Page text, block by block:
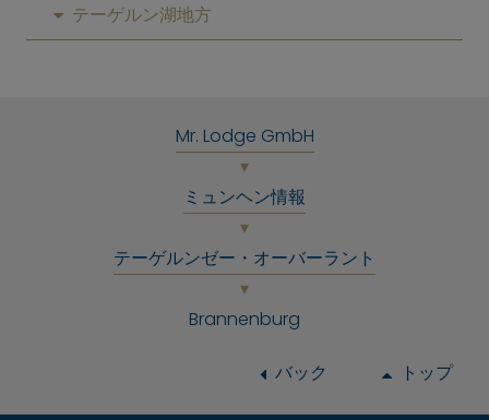
テーゲルン湖地方
Mr. Lodge GmbH
ミュンヘン情報
テーゲルンゼー・オーバーラント
Brannenburg
バック トップ